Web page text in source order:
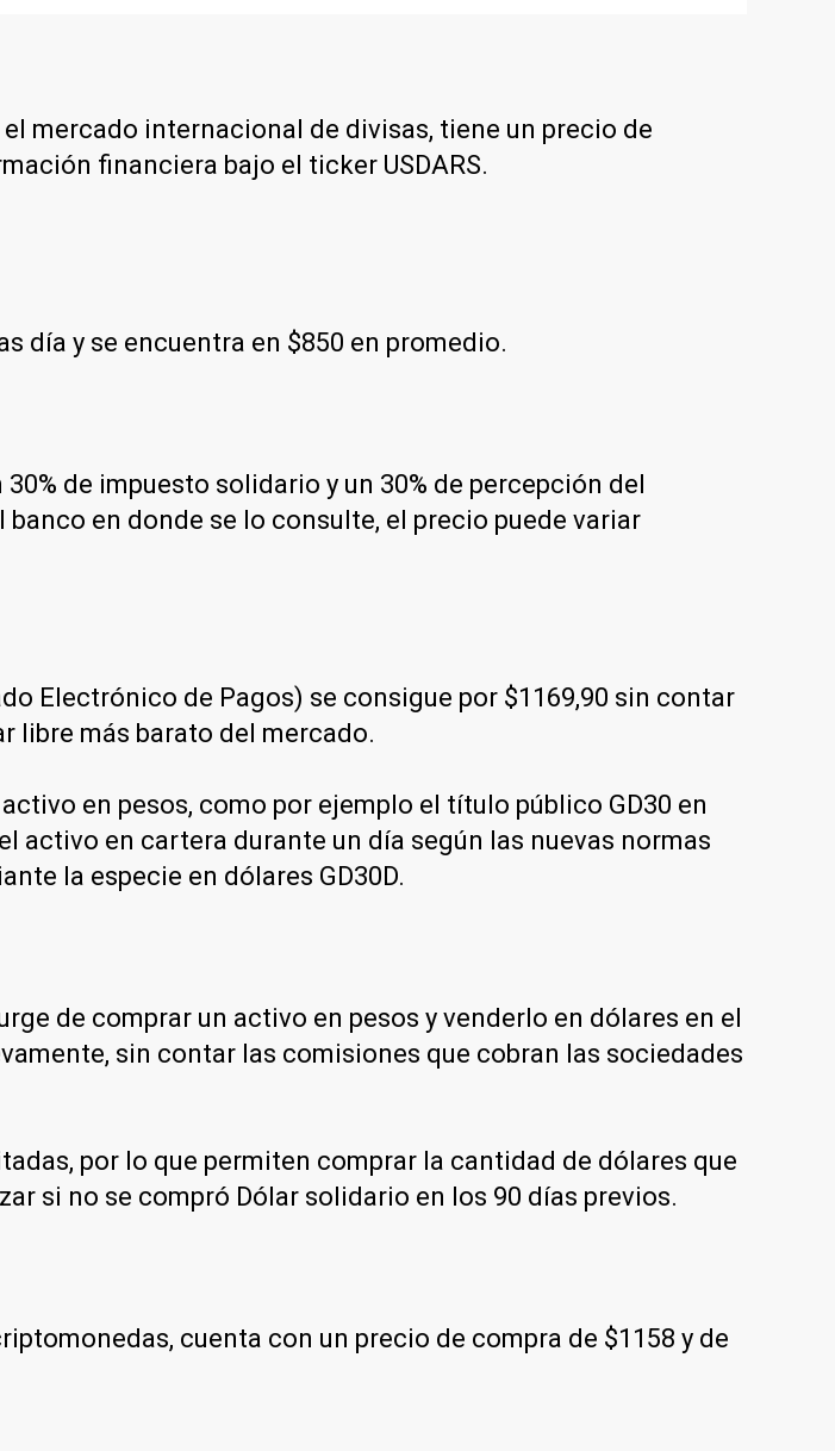
mercado internacional de divisas, tiene un precio de
financiera bajo el ticker USDARS.
día y se encuentra en $850 en promedio.
de impuesto solidario y un 30% de percepción del
en donde se lo consulte, el precio puede variar
Electrónico de Pagos) se consigue por $1169,90 sin contar
libre más barato del mercado.
en pesos, como por ejemplo el título público GD30 en
en cartera durante un día según las nuevas normas
la especie en dólares GD30D.
de comprar un activo en pesos y venderlo en dólares en el
sin contar las comisiones que cobran las sociedades
por lo que permiten comprar la cantidad de dólares que
si no se compró Dólar solidario en los 90 días previos.
cuenta con un precio de compra de $1158 y de